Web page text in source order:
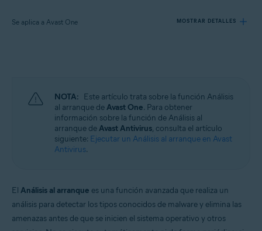
Se aplica a Avast One MOSTRAR DETALLES
Sistemas operativos:
NOTA: Este artículo trata sobre la función Análisis
al arranque deAvast One. Para obtener
información sobre la función de Análisis al
arranque deAvast Antivirus, consulta el artículo
siguiente: Ejecutar un Análisis al arranque en Avast
Antivirus.
El Análisis al arranque es una función avanzada que realiza un
análisis para detectar los tipos conocidos de malware y elimina las
amenazas antes de que se inicien el sistema operativo y otros